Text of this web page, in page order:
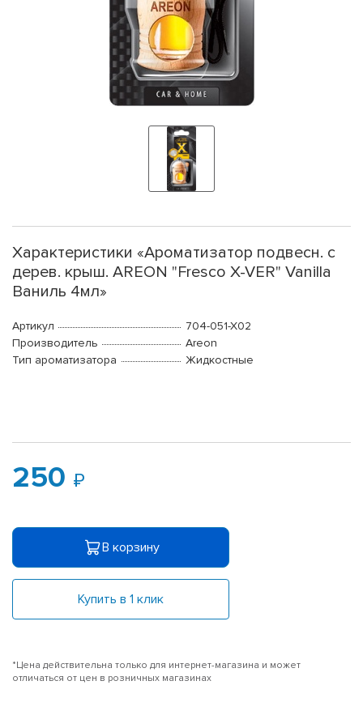
Характеристики «Ароматизатор подвесн. с
дерев. крыш. AREON "Fresco X-VER" Vanilla
Ваниль 4мл»
Артикул
704-051-X02
Производитель
Areon
Тип ароматизатора
Жидкостные
250
В корзину
Купить в 1 клик
*Цена действительна только для интернет-магазина и может
отличаться от цен в розничных магазинах